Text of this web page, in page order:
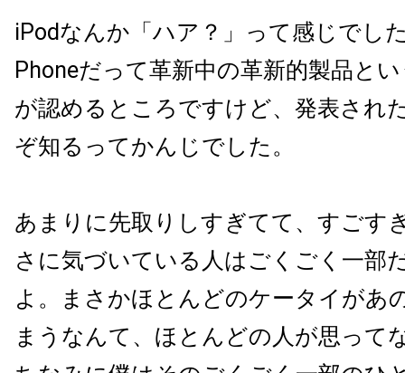
iPodなんか「ハア？」って感じでし
Phoneだって革新中の革新的製品と
が認めるところですけど、発表され
ぞ知るってかんじでした。
あまりに先取りしすぎてて、すごす
さに気づいている人はごくごく一部
よ。まさかほとんどのケータイがあ
まうなんて、ほとんどの人が思って